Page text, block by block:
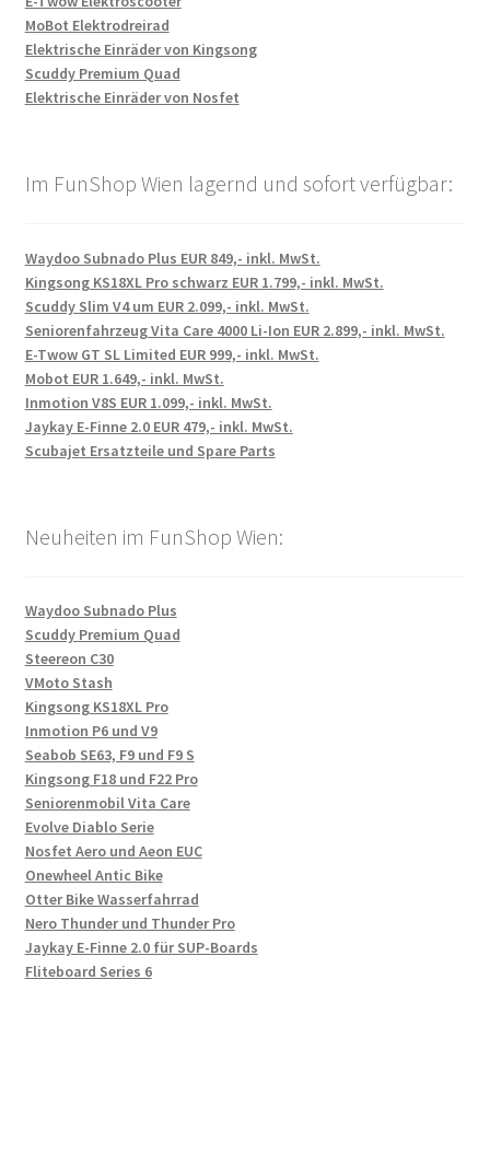
MoBot Elektrodreirad
Elektrische Einräder von Kingsong
Scuddy Premium Quad
Elektrische Einräder von Nosfet
Im FunShop Wien lagernd und sofort verfügbar:
Waydoo Subnado Plus EUR 849,- inkl. MwSt.
Kingsong KS18XL Pro schwarz EUR 1.799,- inkl. MwSt.
Scuddy Slim V4 um EUR 2.099,- inkl. MwSt.
Seniorenfahrzeug Vita Care 4000 Li-Ion EUR 2.899,- inkl. MwSt.
E-Twow GT SL Limited EUR 999,- inkl. MwSt.
Mobot EUR 1.649,- inkl. MwSt.
Inmotion V8S EUR 1.099,- inkl. MwSt.
Jaykay E-Finne 2.0 EUR 479,- inkl. MwSt.
Scubajet Ersatzteile und Spare Parts
Neuheiten im FunShop Wien:
Waydoo Subnado Plus
Scuddy Premium Quad
Steereon C30
VMoto Stash
Kingsong KS18XL Pro
Inmotion P6 und V9
Seabob SE63, F9 und F9 S
Kingsong F18 und F22 Pro
Seniorenmobil Vita Care
Evolve Diablo Serie
Nosfet Aero und Aeon EUC
Onewheel Antic Bike
Otter Bike Wasserfahrrad
Nero Thunder und Thunder Pro
Jaykay E-Finne 2.0 für SUP-Boards
Fliteboard Series 6